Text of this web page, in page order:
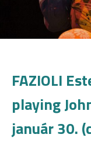
FAZIOLI
playing
január 30.